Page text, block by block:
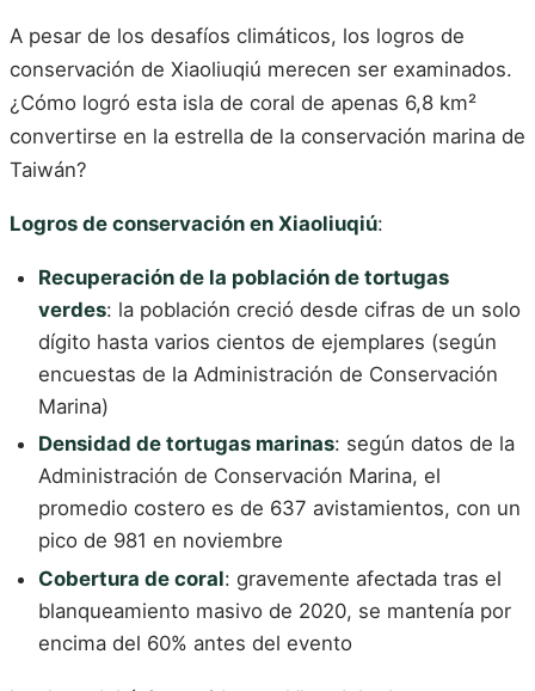
A pesar de los desafíos climáticos, los logros de
conservación de Xiaoliuqiú merecen ser examinados.
¿Cómo logró esta isla de coral de apenas 6,8 km²
convertirse en la estrella de la conservación marina de
Taiwán?
Logros de conservación en Xiaoliuqiú:
Recuperación de la población de tortugas
verdes: la población creció desde cifras de un solo
dígito hasta varios cientos de ejemplares (según
encuestas de la Administración de Conservación
Marina)
Densidad de tortugas marinas: según datos de la
Administración de Conservación Marina, el
promedio costero es de 637 avistamientos, con un
pico de 981 en noviembre
Cobertura de coral: gravemente afectada tras el
blanqueamiento masivo de 2020, se mantenía por
encima del 60% antes del evento